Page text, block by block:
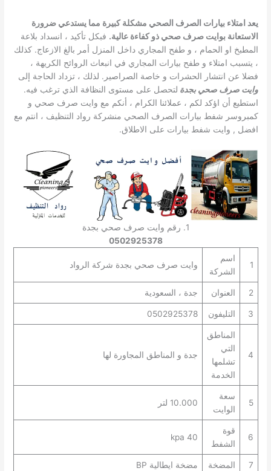
يعد امتلاء بيارات الصرف الصحي مشكلة كبيرة مما يستدعي ضرورة
الاستعانة بوايت صرف صحي ذو كفاءة عالية. فبكل تأكيد ، انسداد بلاعة
المطبخ او الحمام ، و طفح المجاري داخل المنزل أمر بالغ الازعاج. كذلك
، يتسبب امتلاء و طفح بيارات المجاري في انبعاث الروائح الكريهة ،
فضلا عن انتشار الحشرات و خاصة الصراصير. لذلك ، تزداد الحاجة إلى
وايت صرف صحي بجدة لتحصل على مستوى النظافة الذي ترغب فيه.
استطيع أن اؤكد لكم ، عملائنا الكرام ، أنكم مع وايت صرف صحي و
كمبروسر شفط بيارات الصرف الصحي منشركة رواد التنظيف ، انتم مع
افضل , وايت شفط بيارات على الاطلاق.
1. رقم وايت صرف صحي بجدة
0502925378
1
اسم
الشركة
وايت صرف صحي بجدة شركة الرواد
2 العنوان جدة ، السعودية
3 التليفون 0502925378
4
المناطق
التي
تشلمها
الخدمة
جدة و المناطق المجاورة لها
5
سعة
الوايت
10.000 لتر
6
قوة
الشفط
40 kpa
7 المضخة مضخة ايطالية BP